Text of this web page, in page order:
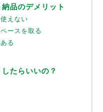
品のデメリット
えない
ースを取る
る
たらいいの？